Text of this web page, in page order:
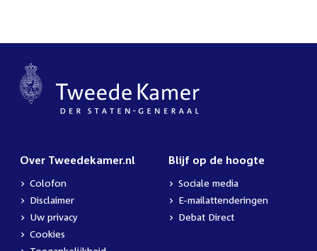
Over Tweedekamer.nl
Colofon
Disclaimer
Uw privacy
Cookies
Blijf op de hoogte
Sociale media
E-mailattenderingen
Debat Direct